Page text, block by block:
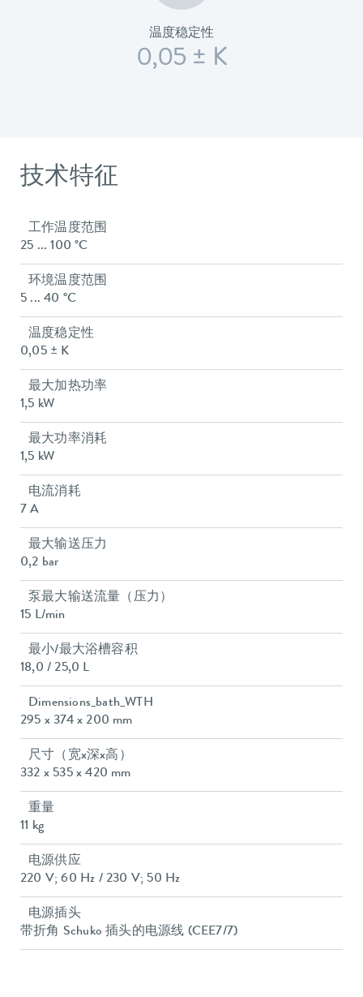
温度稳定性
0,05 ± K
技术特征
工作温度范围
25 ... 100 °C
环境温度范围
5 ... 40 °C
温度稳定性
0,05 ± K
最大加热功率
1,5 kW
最大功率消耗
1,5 kW
电流消耗
7 A
最大输送压力
0,2 bar
泵最大输送流量（压力）
15 L/min
最小/最大浴槽容积
18,0 / 25,0 L
Dimensions_bath_WTH
295 x 374 x 200 mm
尺寸（宽x深x高）
332 x 535 x 420 mm
重量
11 kg
电源供应
220 V; 60 Hz / 230 V; 50 Hz
电源插头
带折角 Schuko 插头的电源线 (CEE7/7)